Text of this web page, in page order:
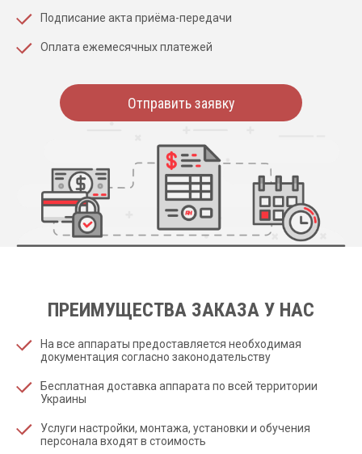
Подписание акта приёма-передачи
Оплата ежемесячных платежей
Отправить заявку
ПРЕИМУЩЕСТВА ЗАКАЗА У НАС
На все аппараты предоставляется необходимая
документация согласно законодательству
Бесплатная доставка аппарата по всей территории
Украины
Услуги настройки, монтажа, установки и обучения
персонала входят в стоимость